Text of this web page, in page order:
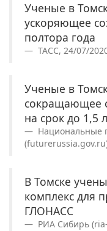
Ученые в
ускоряющее
полтора года
ТАСС, 24/07/
Ученые в
сокращающее
на срок до 1,5
Национальные
В Томске
комплекс для
ГЛОНАСС
РИА Сибирь